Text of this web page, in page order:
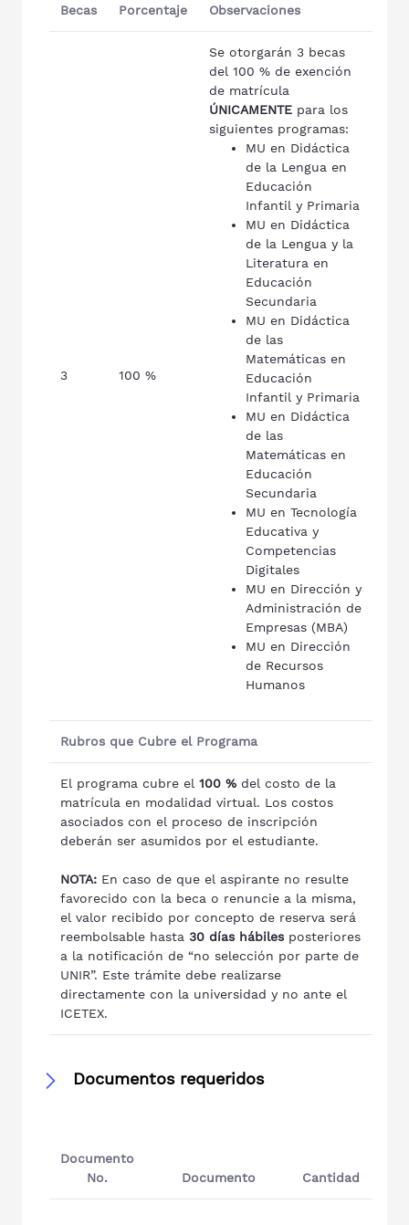
Becas
Porcentaje Observaciones
3 100 %
Se otorgarán 3 becas
del 100 % de exención
de matrícula
ÚNICAMENTE para los
siguientes programas:
MU en Didáctica
de la Lengua en
Educación
Infantil y Primaria
MU en Didáctica
de la Lengua y la
Literatura en
Educación
Secundaria
MU en Didáctica
de las
Matemáticas en
Educación
Infantil y Primaria
MU en Didáctica
de las
Matemáticas en
Educación
Secundaria
MU en Tecnología
Educativa y
Competencias
Digitales
MU en Dirección y
Administración de
Empresas (MBA)
MU en Dirección
de Recursos
Humanos
Rubros que Cubre el Programa
El programa cubre el 100 % del costo de la
matrícula en modalidad virtual. Los costos
asociados con el proceso de inscripción
deberán ser asumidos por el estudiante.
NOTA: En caso de que el aspirante no resulte
favorecido con la beca o renuncie a la misma,
el valor recibido por concepto de reserva será
reembolsable hasta 30 días hábilesposteriores
a la notificación de “no selección por parte de
UNIR”. Este trámite debe realizarse
directamente con la universidad y no ante el
ICETEX.
Documentos requeridos
Documento
No.
Documento Cantidad